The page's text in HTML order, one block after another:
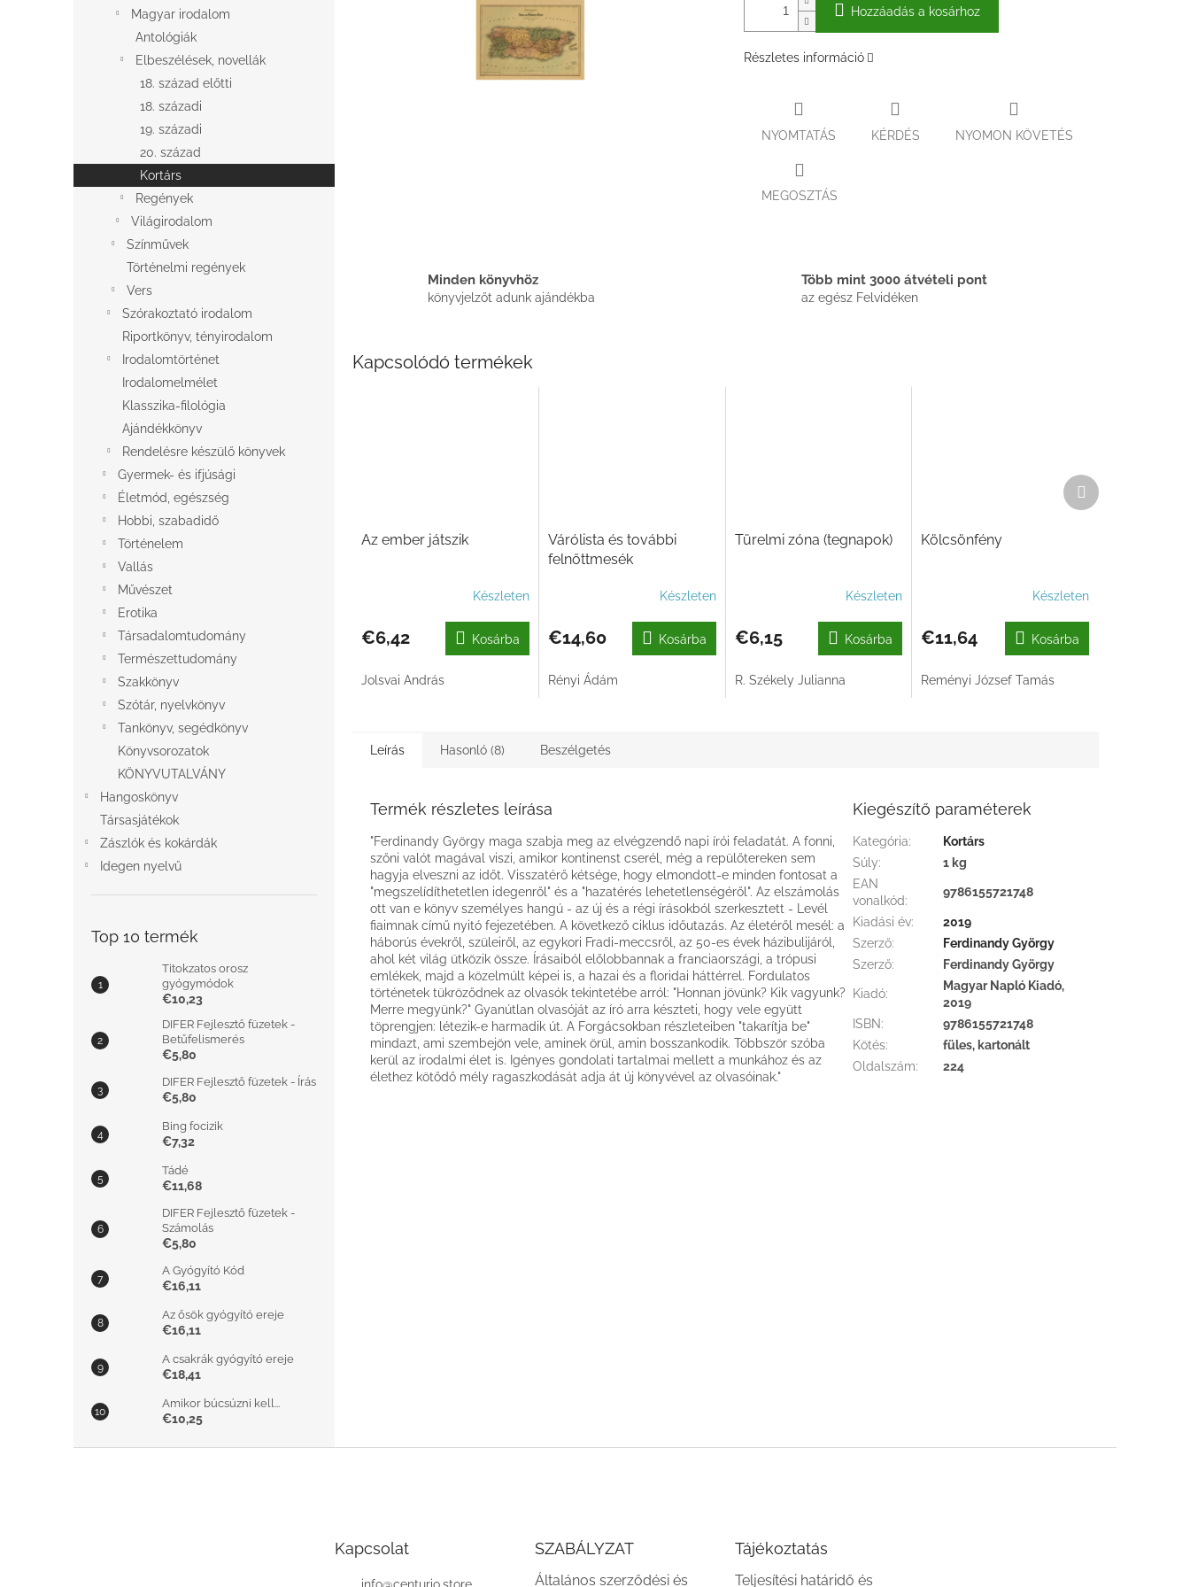
Magyar irodalom
Antológiák
Elbeszélések, novellák
18. század előtti
18. századi
19. századi
20. század
Kortárs
Regények
Világirodalom
Színművek
Történelmi regények
Vers
Szórakoztató irodalom
Riportkönyv, tényirodalom
Irodalomtörténet
Irodalomelmélet
Klasszika-filológia
Ajándékkönyv
Rendelésre készülő könyvek
Gyermek- és ifjúsági
Életmód, egészség
Hobbi, szabadidő
Történelem
Vallás
Művészet
Erotika
Társadalomtudomány
Természettudomány
Szakkönyv
Szótár, nyelvkönyv
Tankönyv, segédkönyv
Könyvsorozatok
KÖNYVUTALVÁNY
Hangoskönyv
Társasjátékok
Zászlók és kokárdák
Idegen nyelvű
Top 10 termék
Titokzatos orosz
gyógymódok
€10,23
DIFER Fejlesztő füzetek -
Betűfelismerés
€5,80
DIFER Fejlesztő füzetek - Írás
€5,80
Bing focizik
€7,32
Tádé
€11,68
DIFER Fejlesztő füzetek -
Számolás
€5,80
A Gyógyító Kód
€16,11
Az ősök gyógyító ereje
€16,11
A csakrák gyógyító ereje
€18,41
Amikor búcsúzni kell...
€10,25
Hozzáadás a kosárhoz
Részletes információ
NYOMTATÁS KÉRDÉS NYOMON KÖVETÉS
MEGOSZTÁS
Minden könyvhöz
könyvjelzőt adunk ajándékba
Több mint 3000 átvételi pont
az egész Felvidéken
Kapcsolódó termékek
Az ember játszik
Készleten
€6,42 Kosárba
Jolsvai András
Várólista és további
felnőttmesék
Készleten
€14,60 Kosárba
Rényi Ádám
Türelmi zóna (tegnapok)
Készleten
€6,15 Kosárba
R. Székely Julianna
Kölcsönfény
Készleten
€11,64 Kosárba
Reményi József Tamás
Következő
termék
Leírás Hasonló (8) Beszélgetés
Termék részletes leírása
"Ferdinandy György maga szabja meg az elvégzendő napi írói feladatát. A fonni,
szőni valót magával viszi, amikor kontinenst cserél, még a repülőtereken sem
hagyja elveszni az időt. Visszatérő kétsége, hogy elmondott-e minden fontosat a
"megszelídíthetetlen idegenről" és a "hazatérés lehetetlenségéről". Az elszámolás
ott van e könyv személyes hangú - az új és a régi írásokból szerkesztett - Levél
fiaimnak című nyitó fejezetében. A következő ciklus időutazás. Az életéről mesél: a
háborús évekről, szüleiről, az egykori Fradi-meccsről, az 50-es évek házibulijáról,
ahol két világ ütközik össze. Írásaiból előlobbannak a franciaországi, a trópusi
emlékek, majd a közelmúlt képei is, a hazai és a floridai háttérrel. Fordulatos
történetek tükröződnek az olvasók tekintetébe arról: "Honnan jövünk? Kik vagyunk?
Merre megyünk?" Gyanútlan olvasóját az író arra készteti, hogy vele együtt
töprengjen: létezik-e harmadik út. A Forgácsokban részleteiben "takarítja be"
mindazt, ami szembejön vele, aminek örül, amin bosszankodik. Többször szóba
kerül az irodalmi élet is. Igényes gondolati tartalmai mellett a munkához és az
élethez kötődő mély ragaszkodását adja át új könyvével az olvasóinak."
Kiegészítő paraméterek
Kategória:
Kortárs
Súly:
1 kg
EAN
vonalkód:
9786155721748
Kiadási év:
2019
Szerző:
Ferdinandy György
Szerző: Ferdinandy György
Kiadó:
Magyar Napló Kiadó,
2019
ISBN:
9786155721748
Kötés:
füles, kartonált
Oldalszám: 224
Kapcsolat SZABÁLYZAT
Általános szerződési és
Tájékoztatás
Teljesítési határidő és